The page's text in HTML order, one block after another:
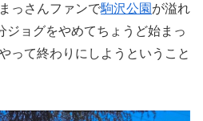
まっさんファンで駒沢公園 が溢れ
ジョグをやめてちょうど始まっ
って終わりにしようということ